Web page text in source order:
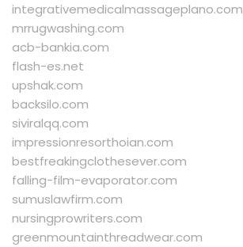
integrativemedicalmassageplano.com
mrrugwashing.com
acb-bankia.com
flash-es.net
upshak.com
backsilo.com
siviralqq.com
impressionresorthoian.com
bestfreakingclothesever.com
falling-film-evaporator.com
sumuslawfirm.com
nursingprowriters.com
greenmountainthreadwear.com